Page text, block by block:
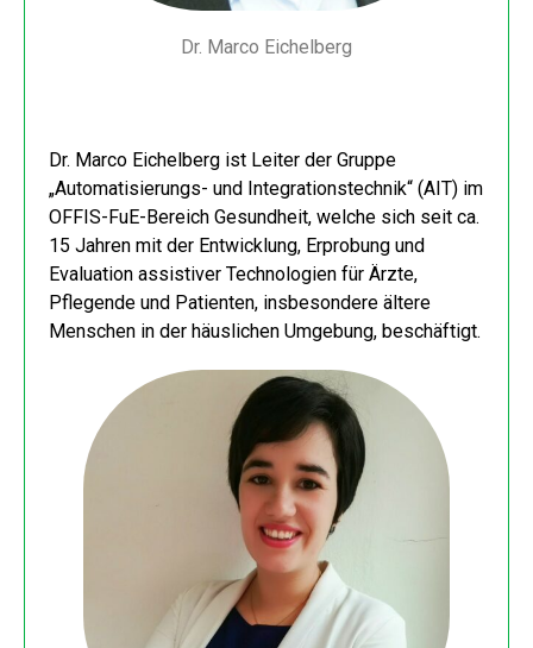
Dr. Marco Eichelberg
Dr. Marco Eichelberg ist Leiter der Gruppe
„Automatisierungs- und Integrationstechnik“ (AIT) im
OFFIS-FuE-Bereich Gesundheit, welche sich seit ca.
15 Jahren mit der Entwicklung, Erprobung und
Evaluation assistiver Technologien für Ärzte,
Pflegende und Patienten, insbesondere ältere
Menschen in der häuslichen Umgebung, beschäftigt.